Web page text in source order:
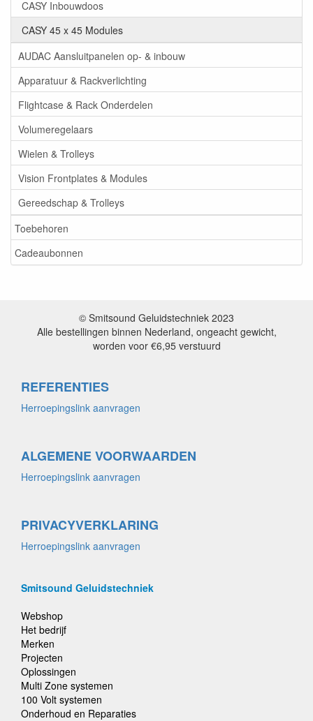
CASY Inbouwdoos
CASY 45 x 45 Modules
AUDAC Aansluitpanelen op- & inbouw
Apparatuur & Rackverlichting
Flightcase & Rack Onderdelen
Volumeregelaars
Wielen & Trolleys
Vision Frontplates & Modules
Gereedschap & Trolleys
Toebehoren
Cadeaubonnen
© Smitsound Geluidstechniek 2023
Alle bestellingen binnen Nederland, ongeacht gewicht,
worden voor €6,95 verstuurd
REFERENTIES
Herroepingslink aanvragen
ALGEMENE VOORWAARDEN
Herroepingslink aanvragen
PRIVACYVERKLARING
Herroepingslink aanvragen
Smitsound Geluidstechniek
Webshop
Het bedrijf
Merken
Projecten
Oplossingen
Multi Zone systemen
100 Volt systemen
Onderhoud en Reparaties